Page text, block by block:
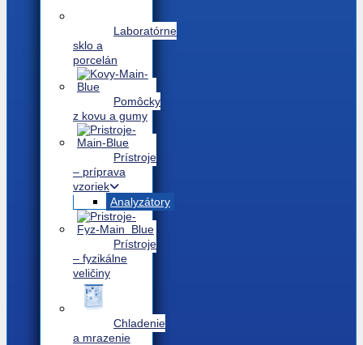
Laboratórne
sklo a
porcelán
Pomôcky
z kovu a gumy
Prístroje
– príprava
vzoriek
Analyzátory
Prístroje
– fyzikálne
veličiny
Chladenie
a mrazenie